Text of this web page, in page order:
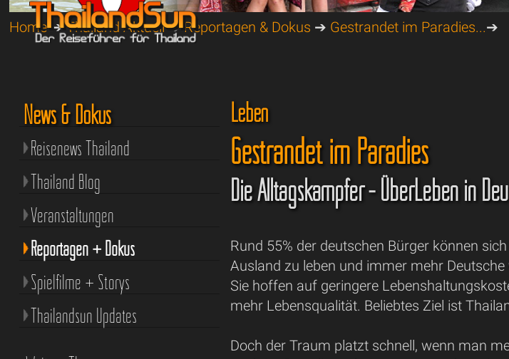
Home➔Thailand Aktuell➔Reportagen & Dokus ➔ Gestrandet im Paradies...➔
Leben
Gestrandet im Paradies
Die Alltagskämpfer - ÜberLeben in
Rund 55% der deutschen Bürger können
Ausland zu leben und immer mehr Deutsche
Sie hoffen auf geringere
mehr Lebensqualität. Beliebtes Ziel ist
Doch der Traum platzt schnell, wenn man
News & Dokus
Reisenews Thailand
Thailand Blog
Veranstaltungen
Reportagen + Dokus
Spielfilme + Storys
Thailandsun Updates